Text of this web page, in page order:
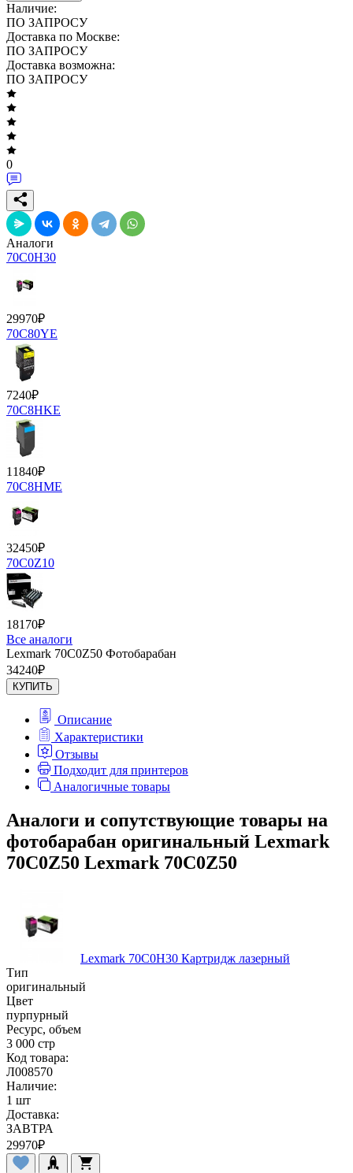
Наличие:
ПО ЗАПРОСУ
Доставка по Москве:
ПО ЗАПРОСУ
Доставка возможна:
ПО ЗАПРОСУ
0
Аналоги
70C0H30
29970₽
70C80YE
7240₽
70C8HKE
11840₽
70C8HME
32450₽
70C0Z10
18170₽
Все аналоги
Lexmark 70C0Z50 Фотобарабан
34240₽
КУПИТЬ
Описание
Характеристики
Отзывы
Подходит для принтеров
Аналогичные товары
Аналоги и сопутствующие товары на
фотобарабан оригинальный Lexmark
70C0Z50 Lexmark 70C0Z50
Lexmark 70C0H30 Картридж лазерный
Тип
оригинальный
Цвет
пурпурный
Ресурс, объем
3 000 стр
Код товара:
Л008570
Наличие:
1 шт
Доставка:
ЗАВТРА
29970₽